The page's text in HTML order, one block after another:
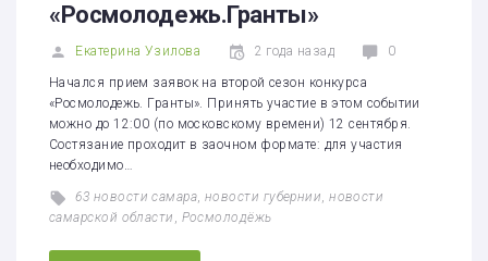
«Росмолодежь.Гранты»
Екатерина Узилова 2 года назад 0
Начался прием заявок на второй сезон конкурса
«Росмолодежь. Гранты». Принять участие в этом событии
можно до 12:00 (по московскому времени) 12 сентября.
Состязание проходит в заочном формате: для участия
необходимо…
63 новости самара,новости губернии,новости
самарской области , Росмолодёжь